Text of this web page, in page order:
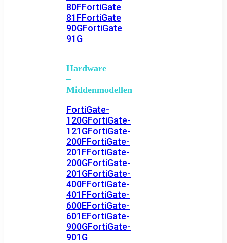
80FFortiGate
81FFortiGate
90GFortiGate
91G
Hardware
–
Middenmodellen
FortiGate-
120GFortiGate-
121GFortiGate-
200FFortiGate-
201FFortiGate-
200GFortiGate-
201GFortiGate-
400FFortiGate-
401FFortiGate-
600EFortiGate-
601EFortiGate-
900GFortiGate-
901G